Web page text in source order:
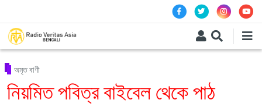
অমৃত বাণী
নিয়মিত পবিত্র বাইবেল থেকে পাঠ